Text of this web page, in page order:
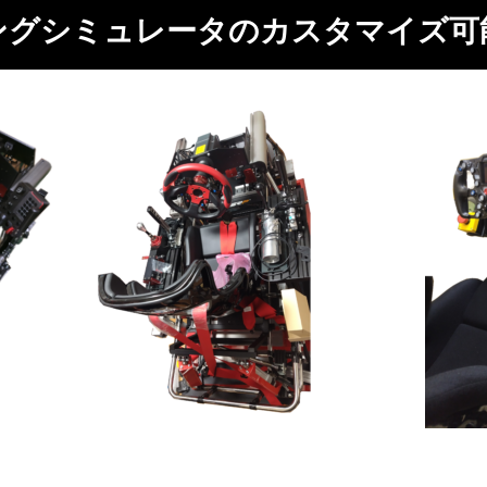
グシミュレータのカスタマイズ可